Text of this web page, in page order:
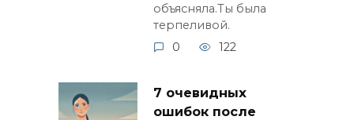
объясняла.Ты была
терпеливой.
0
122
7 очевидных
ошибок после